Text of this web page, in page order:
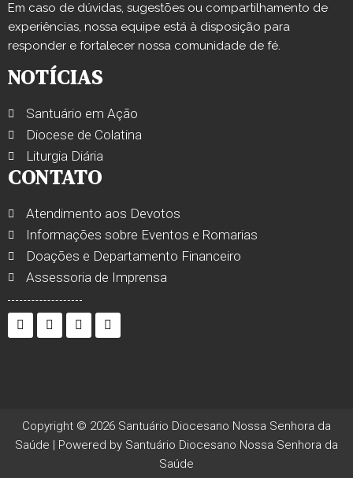
Em caso de dúvidas, sugestões ou compartilhamento de
experiências, nossa equipe está à disposição para
responder e fortalecer nossa comunidade de fé.
NOTÍCIAS
Santuário em Ação
Diocese de Colatina
Liturgia Diária
CONTATO
Atendimento aos Devotos
Informações sobre Eventos e Romarias
Doações e Departamento Financeiro
Assessoria de Imprensa
Copyright © 2026 Santuário Diocesano Nossa Senhora da
Saúde | Powered by Santuário Diocesano Nossa Senhora da
Saúde